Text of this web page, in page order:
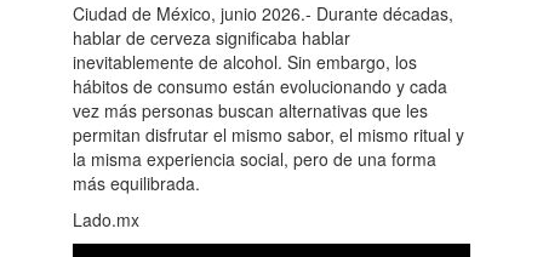
Ciudad de México, junio 2026.- Durante décadas,
hablar de cerveza significaba hablar
inevitablemente de alcohol. Sin embargo, los
hábitos de consumo están evolucionando y cada
vez más personas buscan alternativas que les
permitan disfrutar el mismo sabor, el mismo ritual y
la misma experiencia social, pero de una forma
más equilibrada.
Lado.mx